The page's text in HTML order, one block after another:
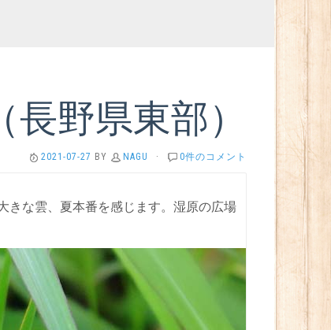
野県東部）
2021-07-27 BY NAGU · 0件のコメント
な雲、夏本番を感じます。湿原の広場